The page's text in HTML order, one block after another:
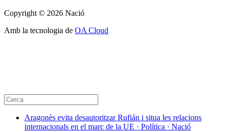
Copyright © 2026 Nació
Amb la tecnologia de OA Cloud
Aragonès evita desautoritzar Rufián i situa les relacions
internacionals en el marc de la UE · Política · Nació